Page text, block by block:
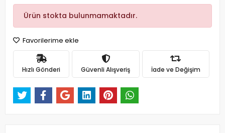
Ürün stokta bulunmamaktadır.
Favorilerime ekle
Hızlı Gönderi Güvenli Alışveriş İade ve Değişim